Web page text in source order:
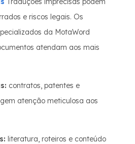
e riscos legais. Os
da MotaWord
atendam aos mais
contratos, patentes e
atenção meticulosa aos
literatura, roteiros e conteúdo